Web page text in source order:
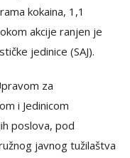
kokaina, 1,1
akcije ranjen je
jedinice (SAJ).
za
i Jedinicom
poslova, pod
javnog tužilaštva